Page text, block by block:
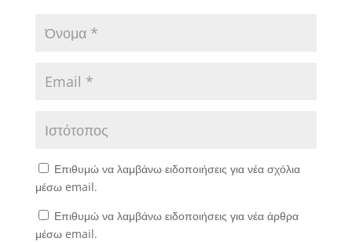
Επιθυμώ να λαμβάνω ειδοποιήσεις για νέα σχόλια
μέσω email.
Επιθυμώ να λαμβάνω ειδοποιήσεις για νέα άρθρα
μέσω email.